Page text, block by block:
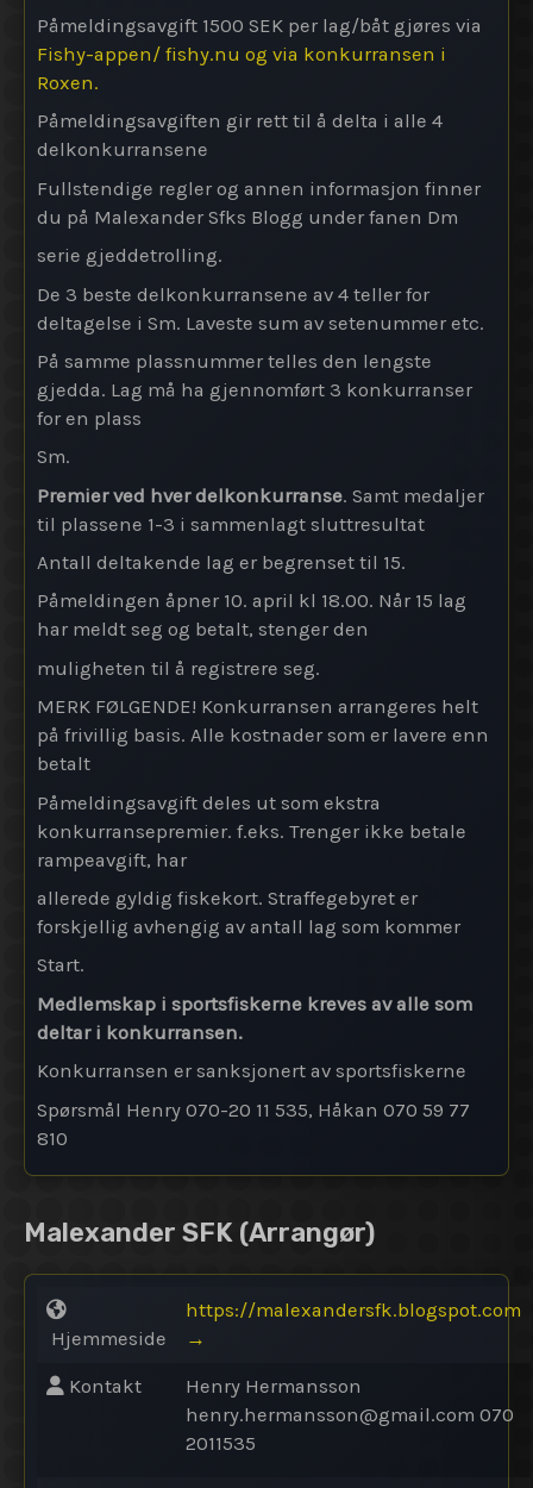
Påmeldingsavgift 1500 SEK per lag/båt gjøres via
Fishy-appen/ fishy.nu og via konkurransen i
Roxen.
Påmeldingsavgiften gir rett til å delta i alle 4
delkonkurransene
Fullstendige regler og annen informasjon finner
du på Malexander Sfks Blogg under fanen Dm
serie gjeddetrolling.
De 3 beste delkonkurransene av 4 teller for
deltagelse i Sm. Laveste sum av setenummer etc.
På samme plassnummer telles den lengste
gjedda. Lag må ha gjennomført 3 konkurranser
for en plass
Sm.
Premier ved hver delkonkurranse. Samt medaljer
til plassene 1-3 i sammenlagt sluttresultat
Antall deltakende lag er begrenset til 15.
Påmeldingen åpner 10. april kl 18.00. Når 15 lag
har meldt seg og betalt, stenger den
muligheten til å registrere seg.
MERK FØLGENDE! Konkurransen arrangeres helt
på frivillig basis. Alle kostnader som er lavere enn
betalt
Påmeldingsavgift deles ut som ekstra
konkurransepremier. f.eks. Trenger ikke betale
rampeavgift, har
allerede gyldig fiskekort. Straffegebyret er
forskjellig avhengig av antall lag som kommer
Start.
Medlemskap i sportsfiskerne kreves av alle som
deltar i konkurransen.
Konkurransen er sanksjonert av sportsfiskerne
Spørsmål Henry 070-20 11 535, Håkan 070 59 77
810
Malexander SFK (Arrangør)
Hjemmeside
https://malexandersfk.blogspot.com
→
Kontakt
Henry Hermansson
henry.hermansson@gmail.com 070
2011535